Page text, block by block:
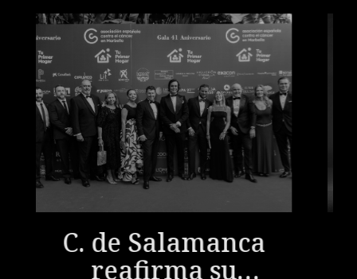
C. de Salamanca
reafirma su